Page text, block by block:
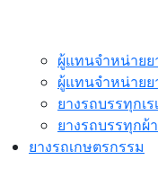
ผู้แทนจำหน่าย
ผู้แทนจำหน่ายย
ยางรถบรรทุกเ
ยางรถบรรทุกผ้
ยางรถเกษตรกรรม